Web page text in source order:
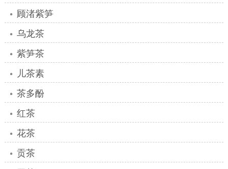
顾渚紫笋
乌龙茶
紫笋茶
儿茶素
茶多酚
红茶
花茶
贡茶